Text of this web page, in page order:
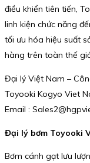
điều khiển tiên tiến,
linh kiện chức năng
tối ưu hóa hiệu suất
hàng trên toàn thế
Đại lý Việt Nam –
Toyooki Kogyo Viet
Email :
Đại lý bơm Toyooki
Bơm cánh gạt lưu